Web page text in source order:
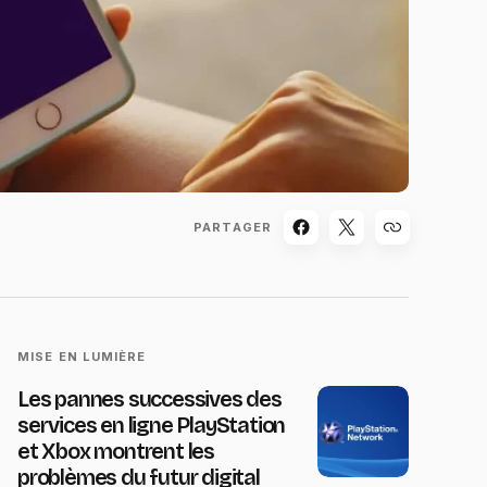
PARTAGER
MISE EN LUMIÈRE
Les pannes successives des
services en ligne PlayStation
et Xbox montrent les
problèmes du futur digital